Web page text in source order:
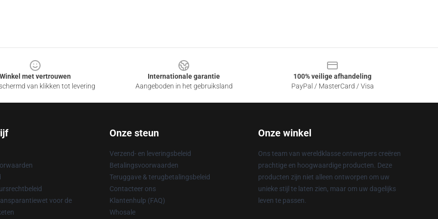
Winkel met vertrouwen
van klikken tot levering
Internationale garantie
Aangeboden in het gebruiksland
100% veilige afhandeling
PayPal / MasterCard / Visa
voor de
Onze steun
Verzend- en leveringsbeleid
Betalingsvoorwaarden
Teruggave & terugbetalingsbeleid
Contacteer ons
Klantenhulp (FAQ)
Whosale
Onze winkel
Ons team van wereldklasse ontwerpers creëren
prachtige en hoogwaardige producten. Deze
producten zijn niet alleen ontworpen om uw
unieke stijl te laten zien, maar om uw dagelijks
leven te passen.